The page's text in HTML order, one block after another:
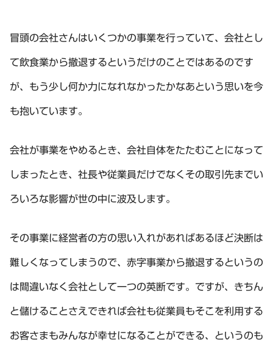
冒頭の会社さんはいくつかの事業を行っていて、会社とし
て飲食業から撤退するというだけのことではあるのです
が、もう少し何か力になれなかったかなあという思いを今
も抱いています。
会社が事業をやめるとき、会社自体をたたむことになって
しまったとき、社長や従業員だけでなくその取引先までい
ろいろな影響が世の中に波及します。
その事業に経営者の方の思い入れがあればあるほど決断は
難しくなってしまうので、赤字事業から撤退するというの
は間違いなく会社として一つの英断です。ですが、きちん
と儲けることさえできれば会社も従業員もそこを利用する
お客さまもみんなが幸せになることができる、というのも